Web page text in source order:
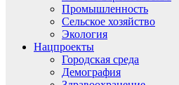
Промышленность
Сельское хозяйство
Экология
Нацпроекты
Городская среда
Демография